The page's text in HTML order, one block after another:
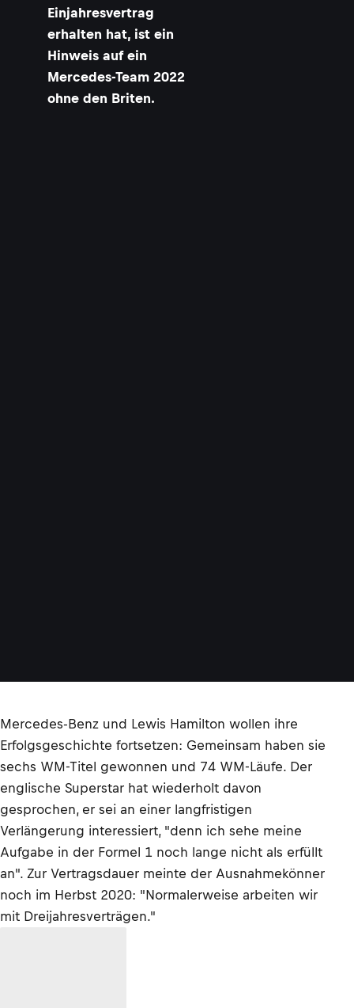
Einjahresvertrag
erhalten hat, ist ein
Hinweis auf ein
Mercedes-Team 2022
ohne den Briten.
Mercedes-Benz und Lewis Hamilton wollen ihre
Erfolgsgeschichte fortsetzen: Gemeinsam haben sie
sechs WM-Titel gewonnen und 74 WM-Läufe. Der
englische Superstar hat wiederholt davon
gesprochen, er sei an einer langfristigen
Verlängerung interessiert, "denn ich sehe meine
Aufgabe in der Formel 1 noch lange nicht als erfüllt
an". Zur Vertragsdauer meinte der Ausnahmekönner
noch im Herbst 2020: "Normalerweise arbeiten wir
mit Dreijahresverträgen."